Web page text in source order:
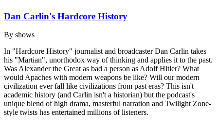
Dan Carlin's Hardcore History
By shows
In "Hardcore History" journalist and broadcaster Dan Carlin takes
his "Martian", unorthodox way of thinking and applies it to the past.
Was Alexander the Great as bad a person as Adolf Hitler? What
would Apaches with modern weapons be like? Will our modern
civilization ever fall like civilizations from past eras? This isn't
academic history (and Carlin isn't a historian) but the podcast's
unique blend of high drama, masterful narration and Twilight Zone-
style twists has entertained millions of listeners.